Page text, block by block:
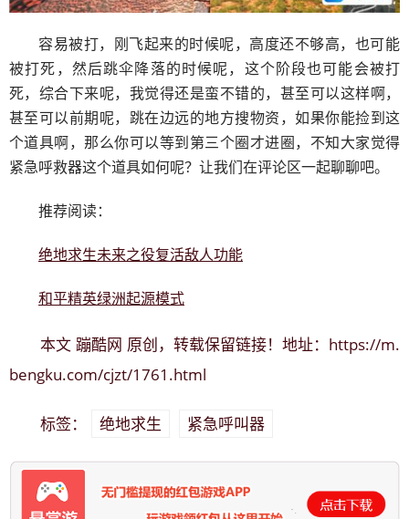
容易被打，刚飞起来的时候呢，高度还不够高，也可能
被打死，然后跳伞降落的时候呢，这个阶段也可能会被打
死，综合下来呢，我觉得还是蛮不错的，甚至可以这样啊，
甚至可以前期呢，跳在边远的地方搜物资，如果你能捡到这
个道具啊，那么你可以等到第三个圈才进圈，不知大家觉得
紧急呼救器这个道具如何呢？让我们在评论区一起聊聊吧。
推荐阅读：
绝地求生未来之役复活敌人功能
和平精英绿洲起源模式
本文 蹦酷网 原创，转载保留链接！地址： https://m.
bengku.com/cjzt/1761.html
标签： 绝地求生 紧急呼叫器